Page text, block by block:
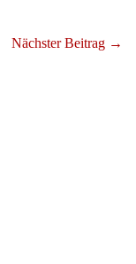
Nächster Beitrag →